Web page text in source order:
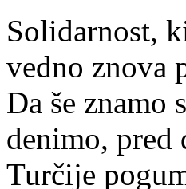
Solidarnost,
vedno znova
Da še znamo
denimo, pred
Turčije